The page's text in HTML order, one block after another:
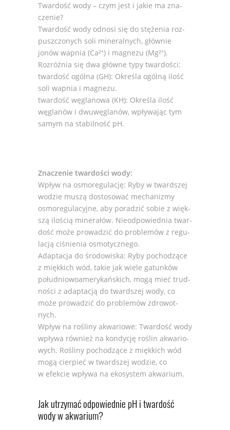
Twar­dość wody – czym jest i jakie ma zna­
cze­nie?
Twar­dość wody odnosi się do stę­że­nia roz­
pusz­czo­nych soli mine­ral­nych, głów­nie
jonów wap­nia (Ca²⁺) i magnezu (Mg²⁺).
Rozróż­nia się dwa główne typy twar­do­ści:
twar­dość ogólna (GH): Okre­śla ogólną ilość
soli wap­nia i magnezu.
twar­dość węgla­nowa (KH): Okre­śla ilość
węgla­nów i dwuwęgla­nów, wpły­wa­jąc tym
samym na sta­bil­ność pH.
Zna­cze­nie twar­do­ści wody:
Wpływ na osmo­re­gu­la­cję: Ryby w tward­szej
wodzie muszą dosto­so­wać mecha­ni­zmy
osmo­re­gu­la­cyjne, aby pora­dzić sobie z więk­
szą ilo­ścią mine­ra­łów. Nie­od­po­wied­nia twar­
dość może pro­wa­dzić do pro­ble­mów z regu­
la­cją ciśnie­nia osmo­tycz­nego.
Adap­ta­cja do śro­do­wi­ska: Ryby pocho­dzące
z mięk­kich wód, takie jak wiele gatun­ków
połu­dnio­wo­ame­ry­kań­skich, mogą mieć trud­
no­ści z adap­ta­cją do tward­szej wody, co
może pro­wa­dzić do pro­ble­mów zdro­wot­
nych.
Wpływ na rośliny akwa­riowe: Twar­dość wody
wpływa rów­nież na kon­dy­cję roślin akwa­rio­
wych. Rośliny pocho­dzące z mięk­kich wód
mogą cier­pieć w tward­szej wodzie, co
w efek­cie wpływa na eko­sys­tem akwa­rium.
Jak utrzy­mać odpo­wied­nie pH i twar­dość
wody w akwa­rium?